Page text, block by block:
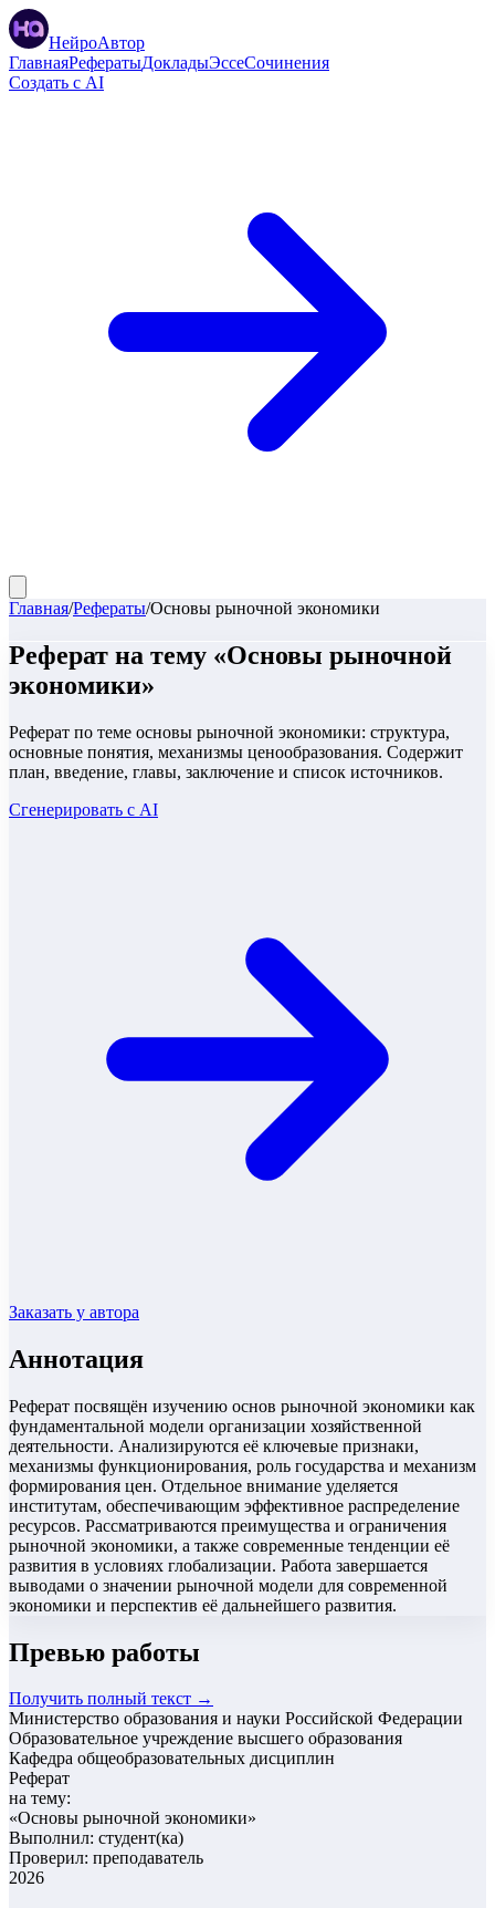
НейроАвтор
ГлавнаяРефератыДокладыЭссеСочинения
Создать с AI
Главная/Рефераты/Основы рыночной экономики
Реферат на тему «Основы рыночной
экономики»
Реферат по теме основы рыночной экономики: структура,
основные понятия, механизмы ценообразования. Содержит
план, введение, главы, заключение и список источников.
Сгенерировать с AI
Заказать у автора
Аннотация
Реферат посвящён изучению основ рыночной экономики как
фундаментальной модели организации хозяйственной
деятельности. Анализируются её ключевые признаки,
механизмы функционирования, роль государства и механизм
формирования цен. Отдельное внимание уделяется
институтам, обеспечивающим эффективное распределение
ресурсов. Рассматриваются преимущества и ограничения
рыночной экономики, а также современные тенденции её
развития в условиях глобализации. Работа завершается
выводами о значении рыночной модели для современной
экономики и перспектив её дальнейшего развития.
Превью работы
Получить полный текст →
Министерство образования и науки Российской Федерации
Образовательное учреждение высшего образования
Кафедра общеобразовательных дисциплин
Реферат
на тему:
«Основы рыночной экономики»
Выполнил: студент(ка)
Проверил: преподаватель
2026